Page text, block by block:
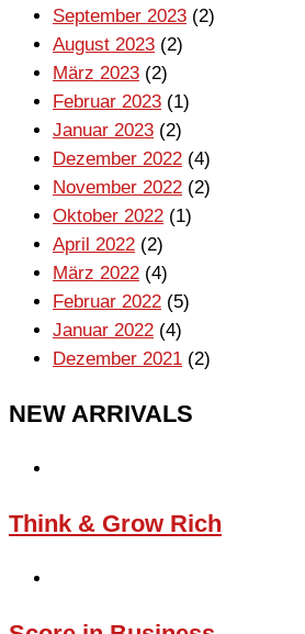
September 2023 (2)
August 2023 (2)
März 2023 (2)
Februar 2023 (1)
Januar 2023 (2)
Dezember 2022 (4)
November 2022 (2)
Oktober 2022 (1)
April 2022 (2)
März 2022 (4)
Februar 2022 (5)
Januar 2022 (4)
Dezember 2021 (2)
NEW ARRIVALS
Think & Grow Rich